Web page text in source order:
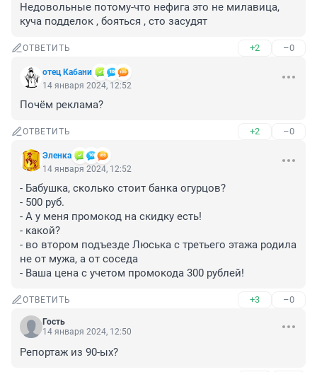
Недовольные потому-что нефига это не милавица,
куча подделок , бояться , сто засудят
ОТВЕТИТЬ +2 –0
отец Кабани
14 января 2024, 12:52
Почём реклама?
ОТВЕТИТЬ +2 –0
Эленка
14 января 2024, 12:52
- Бабушка, сколько стоит банка огурцов?
- 500 руб.
- А у меня промокод на скидку есть!
- какой?
- во втором подъезде Люська с третьего этажа родила
не от мужа, а от соседа
- Ваша цена с учетом промокода 300 рублей!
ОТВЕТИТЬ +3 –0
Гость
14 января 2024, 12:50
Репортаж из 90-ых?